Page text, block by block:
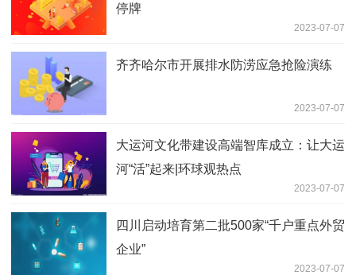
停牌
2023-07-07
齐齐哈尔市开展排水防涝应急抢险演练
2023-07-07
大运河文化带建设高端智库成立：让大运
河“活”起来|环球观热点
2023-07-07
四川启动培育第二批500家“千户重点外贸
企业”
2023-07-07